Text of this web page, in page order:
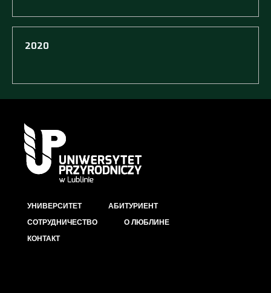
2020
УНИВЕРСИТЕТ
АБИТУРИЕНТ
СОТРУДНИЧЕСТВО
О ЛЮБЛИНЕ
КОНТАКТ